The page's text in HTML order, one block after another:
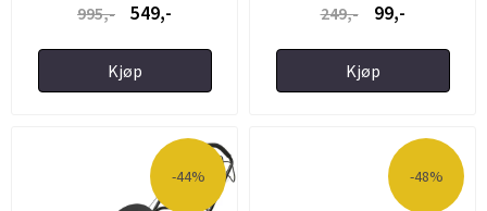
995,-
549,-
Kjøp
249,-
99,-
Kjøp
-44% -48%